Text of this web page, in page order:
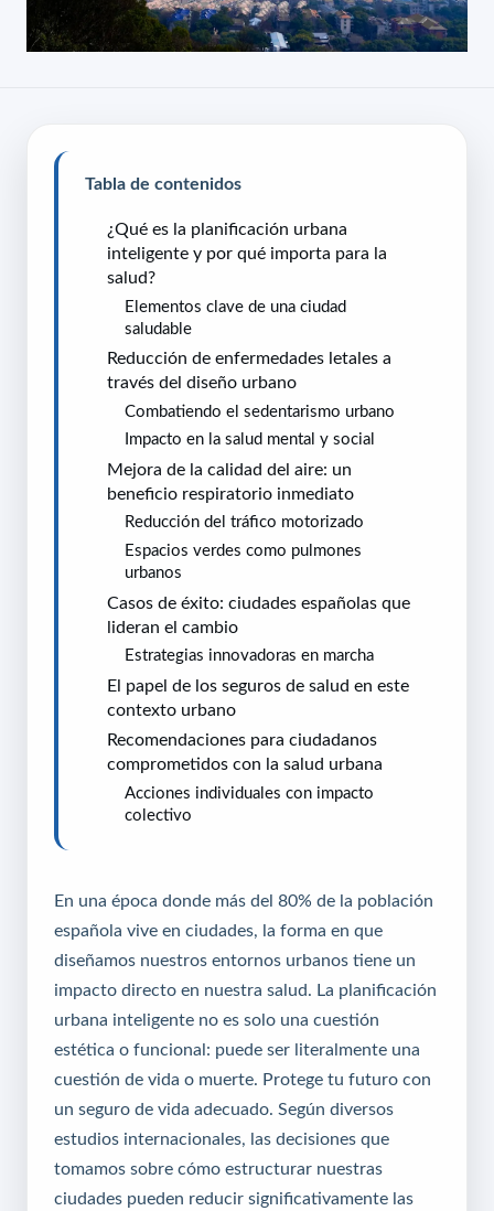
Tabla de contenidos
¿Qué es la planificación urbana
inteligente y por qué importa para la
salud?
Elementos clave de una ciudad
saludable
Reducción de enfermedades letales a
través del diseño urbano
Combatiendo el sedentarismo urbano
Impacto en la salud mental y social
Mejora de la calidad del aire: un
beneficio respiratorio inmediato
Reducción del tráfico motorizado
Espacios verdes como pulmones
urbanos
Casos de éxito: ciudades españolas que
lideran el cambio
Estrategias innovadoras en marcha
El papel de los seguros de salud en este
contexto urbano
Recomendaciones para ciudadanos
comprometidos con la salud urbana
Acciones individuales con impacto
colectivo
En una época donde más del 80% de la población
española vive en ciudades, la forma en que
diseñamos nuestros entornos urbanos tiene un
impacto directo en nuestra salud. La planificación
urbana inteligente no es solo una cuestión
estética o funcional: puede ser literalmente una
cuestión de vida o muerte. Protege tu futuro con
un seguro de vida adecuado . Según diversos
estudios internacionales, las decisiones que
tomamos sobre cómo estructurar nuestras
ciudades pueden reducir significativamente las